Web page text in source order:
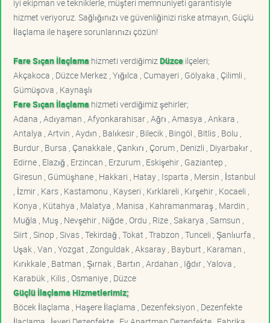
iyi ekipman ve tekniklerle, müşteri memnuniyeti garantisiyle
hizmet veriyoruz. Sağlığınızı ve güvenliğinizi riske atmayın, Güçlü
İlaçlama ile haşere sorunlarınızı çözün!
Fare Sıçan İlaçlama hizmeti verdiğimiz Düzceilçeleri;
Akçakoca , Düzce Merkez , Yığılca , Cumayeri , Gölyaka , Çilimli ,
Gümüşova , Kaynaşlı
Fare Sıçan İlaçlama hizmeti verdiğimiz şehirler;
Adana , Adıyaman , Afyonkarahisar , Ağrı , Amasya , Ankara ,
Antalya , Artvin , Aydın , Balıkesir , Bilecik , Bingöl , Bitlis , Bolu ,
Burdur , Bursa , Çanakkale , Çankırı , Çorum , Denizli , Diyarbakır ,
Edirne , Elazığ , Erzincan , Erzurum , Eskişehir , Gaziantep ,
Giresun , Gümüşhane , Hakkari , Hatay , Isparta , Mersin , İstanbul
, İzmir , Kars , Kastamonu , Kayseri , Kırklareli , Kırşehir , Kocaeli ,
Konya , Kütahya , Malatya , Manisa , Kahramanmaraş , Mardin ,
Muğla , Muş , Nevşehir , Niğde , Ordu , Rize , Sakarya , Samsun ,
Siirt , Sinop , Sivas , Tekirdağ , Tokat , Trabzon , Tunceli , Şanlıurfa ,
Uşak , Van , Yozgat , Zonguldak , Aksaray , Bayburt , Karaman ,
Kırıkkale , Batman , Şırnak , Bartın , Ardahan , Iğdır , Yalova ,
Karabük , Kilis , Osmaniye , Düzce
Güçlü İlaçlama Hizmetlerimiz;
Böcek İlaçlama , Haşere İlaçlama , Dezenfeksiyon , Dezenfekte